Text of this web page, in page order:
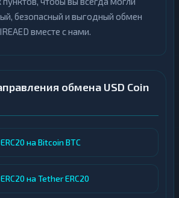
безопасный и выгодный обмен
вместе с нами.
обмена USD Coin
на Bitcoin BTC
на Tether ERC20